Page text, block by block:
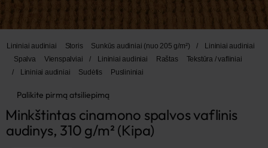
Lininiai audiniai Storis Sunkūs audiniai (nuo 205 g/m²) /
Lininiai audiniai
Spalva
Vienspalviai / Lininiai audiniai Raštas
Tekstūra / vafliniai
/
Lininiai audiniai Sudėtis Puslininiai
Palikite pirmą atsiliepimą
Minkštintas cinamono spalvos vaflinis
audinys, 310 g/m² (Kipa)